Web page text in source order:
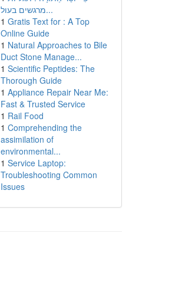
מרגשים בעול...
1 Gratis Text for : A Top
Online Guide
1 Natural Approaches to Bile
Duct Stone Manage...
1 Scientific Peptides: The
Thorough Guide
1 Appliance Repair Near Me:
Fast & Trusted Service
1 Rail Food
1 Comprehending the
assimilation of
environmental...
1 Service Laptop:
Troubleshooting Common
Issues